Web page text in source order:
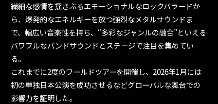
繊細な感情を揺さぶるエモーショナルなロックバラードか
ら、爆発的なエネルギーを放つ強烈なメタルサウンドま
で、幅広い音楽性を持ち、“多彩なジャンルの融合”といえる
パワフルなバンドサウンドとステージで注目を集めてい
る。
これまでに2度のワールドツアーを開催し、2026年1月には
初の単独日本公演を成功させるなどグローバルな舞台での
影響力を証明した。